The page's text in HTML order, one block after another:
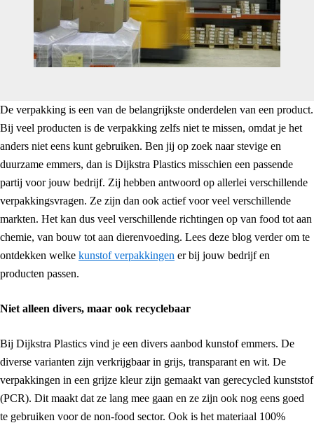
De verpakking is een van de belangrijkste onderdelen van een product.
Bij veel producten is de verpakking zelfs niet te missen, omdat je het
anders niet eens kunt gebruiken. Ben jij op zoek naar stevige en
duurzame emmers, dan is Dijkstra Plastics misschien een passende
partij voor jouw bedrijf. Zij hebben antwoord op allerlei verschillende
verpakkingsvragen. Ze zijn dan ook actief voor veel verschillende
markten. Het kan dus veel verschillende richtingen op van food tot aan
chemie, van bouw tot aan dierenvoeding. Lees deze blog verder om te
ontdekken welke kunstof verpakkingen er bij jouw bedrijf en
producten passen.
Niet alleen divers, maar ook recyclebaar
Bij Dijkstra Plastics vind je een divers aanbod kunstof emmers. De
diverse varianten zijn verkrijgbaar in grijs, transparant en wit. De
verpakkingen in een grijze kleur zijn gemaakt van gerecycled kunststof
(PCR). Dit maakt dat ze lang mee gaan en ze zijn ook nog eens goed
te gebruiken voor de non-food sector. Ook is het materiaal 100%